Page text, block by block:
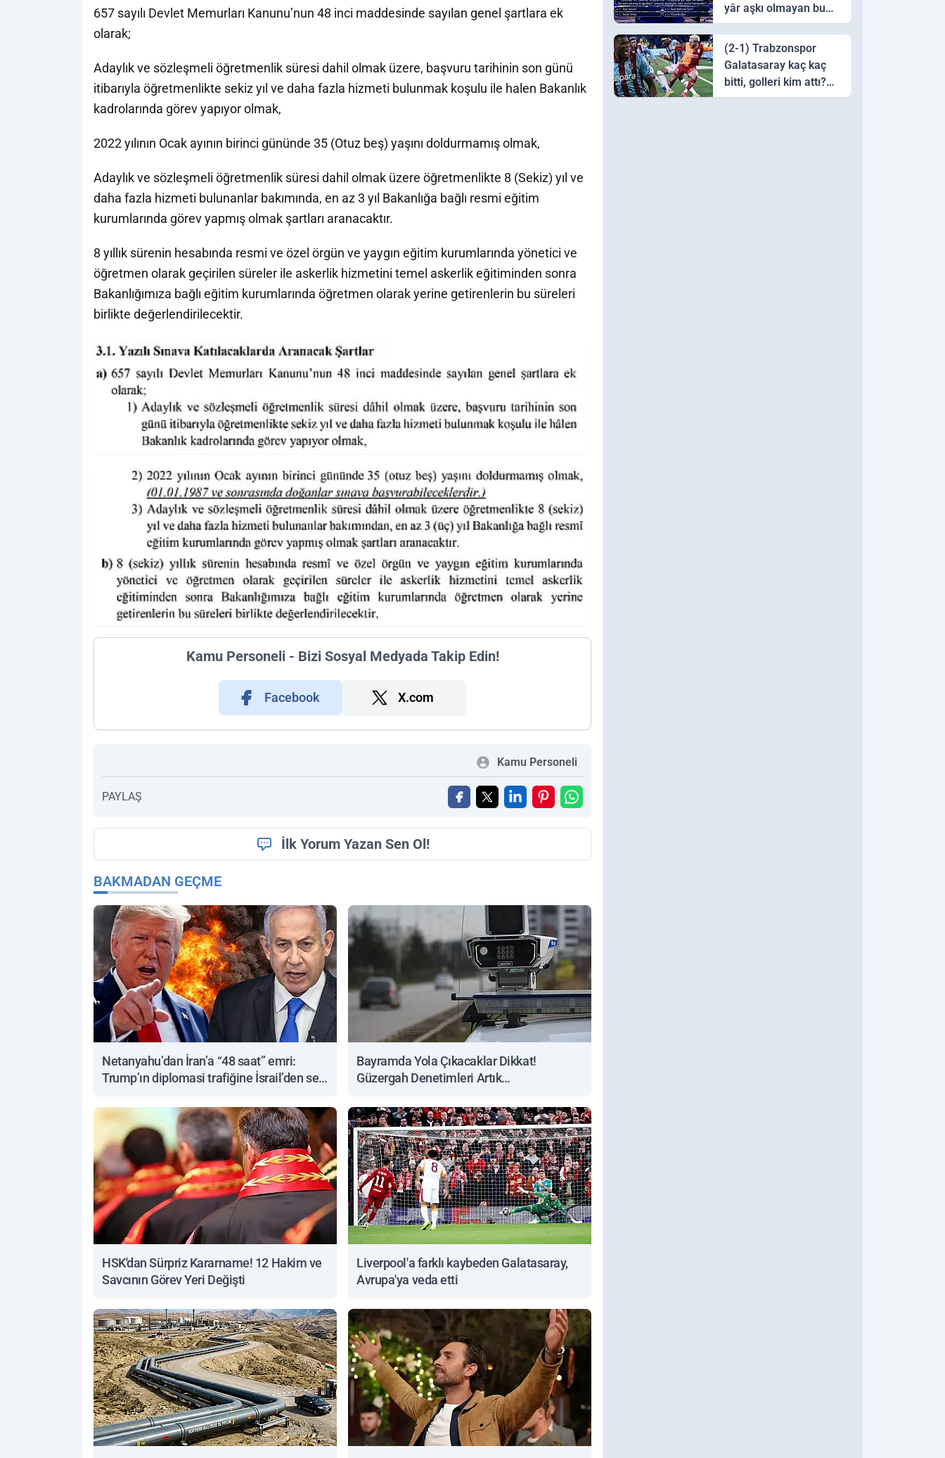
657 sayılı Devlet Memurları Kanunu’nun 48 inci maddesinde sayılan genel şartlara ek
olarak;
Adaylık ve sözleşmeli öğretmenlik süresi dahil olmak üzere, başvuru tarihinin son günü
itibarıyla öğretmenlikte sekiz yıl ve daha fazla hizmeti bulunmak koşulu ile halen Bakanlık
kadrolarında görev yapıyor olmak,
2022 yılının Ocak ayının birinci gününde 35 (Otuz beş) yaşını doldurmamış olmak,
Adaylık ve sözleşmeli öğretmenlik süresi dahil olmak üzere öğretmenlikte 8 (Sekiz) yıl ve
daha fazla hizmeti bulunanlar bakımında, en az 3 yıl Bakanlığa bağlı resmi eğitim
kurumlarında görev yapmış olmak şartları aranacaktır.
8 yıllık sürenin hesabında resmi ve özel örgün ve yaygın eğitim kurumlarında yönetici ve
öğretmen olarak geçirilen süreler ile askerlik hizmetini temel askerlik eğitiminden sonra
Bakanlığımıza bağlı eğitim kurumlarında öğretmen olarak yerine getirenlerin bu süreleri
birlikte değerlendirilecektir.
Kamu Personeli - Bizi Sosyal Medyada Takip Edin!
Facebook X.com
Kamu Personeli
PAYLAŞ
İlk Yorum Yazan Sen Ol!
BAKMADAN GEÇME
Netanyahu’dan İran’a “48 saat” emri:
Trump’ın diplomasi trafiğine İsrail’den sert
Bayramda Yola Çıkacaklar Dikkat!
Güzergah Denetimleri Artık
HSK'dan Sürpriz Kararname! 12 Hakim ve
Savcının Görev Yeri Değişti
Liverpool'a farklı kaybeden Galatasaray,
Avrupa'ya veda etti
yâr aşkı olmayan bu
sazı çalarsa tingirdatır"
sözünü söyleyen halk
ozanı hangisidir?
(2-1) Trabzonspor
Galatasaray kaç kaç
bitti, golleri kim attı?
Trabzonspor